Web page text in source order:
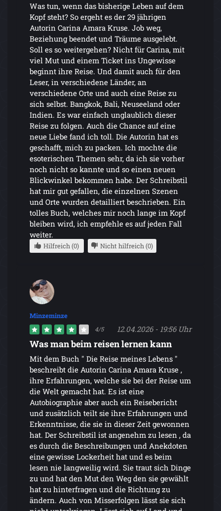
Was tun, wenn das bisherige Leben auf dem
Kopf steht? So ergeht es der 29 jährigen
Autorin Carina Amara Kruse. Job weg,
Beziehung beendet und Träume ausgelebt.
Soll es so weitergehen? Nicht für Carina, mit
viel Mut und einem Ticket ins Ungewisse
beginnt ihre Reise. Und damit auch für den
Leser, in verschiedene Länder, an
verschiedene Orte und auch eine Reise zu
sich selbst. Bangkok, Bali, Neuseeland oder
Indien. Es war einfach unglaublich dieser
Reise zu folgen. Auch die Chance auf eine
neue Liebe fand ich toll. Die Autorin hat es
geschafft, mich zu packen. Ich mochte die
esoterischen Themen sehr, da ich sie vorher
noch nicht so kannte und so einen neuen
Blickwinkel bekommen habe. Der Schreibstil
hat mir gut gefallen, die einzelnen Szenen
und Orte wurden detailliert beschrieben. Ein
tolles Buch, welches mir noch lange im Kopf
bleiben wird, ich empfehle es auf jeden Fall
weiter.
Hilfreich (0) Nicht hilfreich (0)
Minzeminze
4/5 12.04.2026 - 19:56 Uhr
Was man beim reisen lernen kann
Mit dem Buch " Die Reise meines Lebens "
beschreibt die Autorin Carina Amara Kruse ,
ihre Erfahrungen, welche sie bei der Reise um
die Welt gemacht hat. Es ist eine
Autobiographie aber auch ein Reisebericht
und zusätzlich teilt sie ihre Erfahrungen und
Erkenntnisse, die sie in dieser Zeit gewonnen
hat. Der Schreibstil ist angenehm zu lesen , da
es durch die Beschreibungen und Anekdoten
eine gewisse Lockerheit hat und es beim
lesen nie langweilig wird. Sie traut sich Dinge
zu und hat den Mut den Weg den sie gewählt
hat zu hinterfragen und die Richtung zu
ändern. Auch von Misserfolgen lässt sie sich